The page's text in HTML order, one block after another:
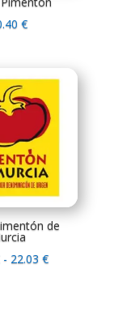
€
de
- 22.03 €Rango